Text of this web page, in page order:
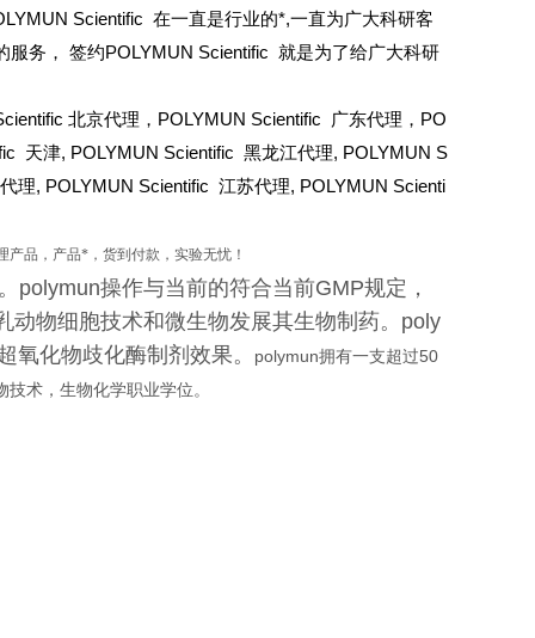
Scientific 在一直是行业的*,一直为广大科研客
服务，
签约POLYMUN Scientific 就是为了给广大科研
北京代理，POLYMUN Scientific 广东代理，PO
天津, POLYMUN Scientific 黑龙江代理, POLYMUN S
理, POLYMUN Scientific 江苏代理, POLYMUN Scienti
产品，产品*，货到付款，实验无忧！
操作与当前的符合当前GMP规定，
动物细胞技术和微生物发展其生物制药。poly
化物歧化酶制剂效果。
polymun拥有一支超过50
技术 ，生物化学职业学位。